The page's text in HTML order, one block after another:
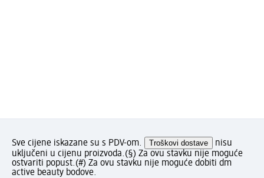
Sve cijene iskazane su s PDV-om. Troškovi dostave
nisu
uključeni u cijenu proizvoda.(§) Za ovu stavku nije moguće
ostvariti popust.(#) Za ovu stavku nije moguće dobiti dm
active beauty bodove.